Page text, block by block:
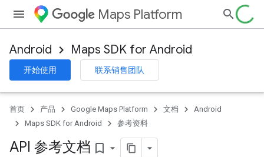
Maps Platform
Android Maps SDK for Android
开始使用 联系销售团队
首页 产品 Google Maps Platform 文档
Android
Maps SDK for Android
参考资料
API 参考文档 bookmark_border